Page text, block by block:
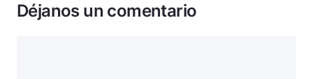
Déjanos un comentario